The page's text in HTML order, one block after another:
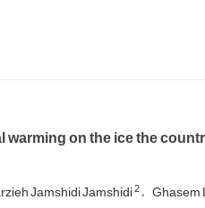
on the ice the
Jamshidi Jamshidi2 Ghasem